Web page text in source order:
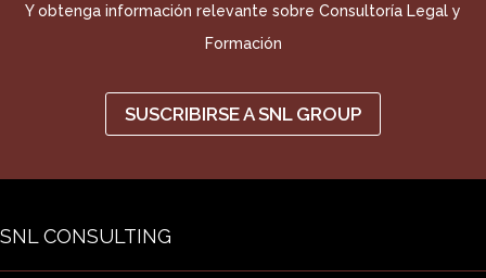
Y obtenga información relevante sobre Consultoría Legal y
Formación
SUSCRIBIRSE A SNL GROUP
SNL CONSULTING